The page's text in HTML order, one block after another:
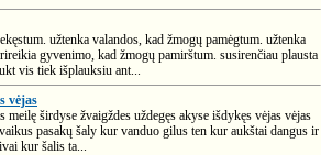
užtenka valandos, kad žmogų pamėgtum. užtenka
gyvenimo, kad žmogų pamirštum. susirenčiau plausta
vis tiek išplauksiu ant...
vėjas
meilę širdyse žvaigždes uždegęs akyse išdykęs vėjas vėjas
pasakų šaly kur vanduo gilus ten kur aukštai dangus ir
kur šalis ta...